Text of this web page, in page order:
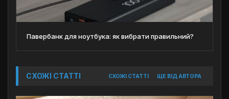
Павербанк для ноутбука: як вибрати правильний?
СХОЖІ СТАТТІ СХОЖІ СТАТТІ ЩЕ ВІД АВТОРА